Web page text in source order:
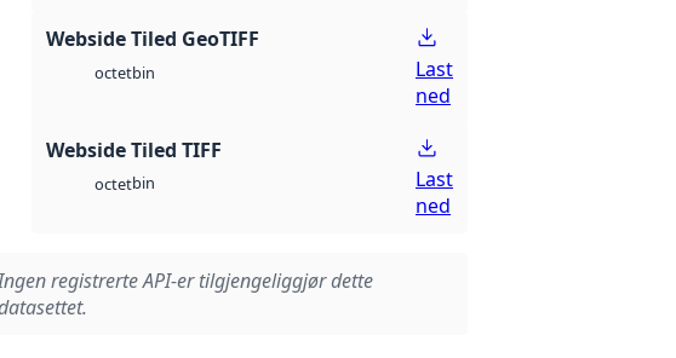
Webside Tiled GeoTIFF
octetbin
Last
ned
Webside Tiled TIFF
octetbin
Last
ned
registrerte API-er tilgjengeliggjør dette